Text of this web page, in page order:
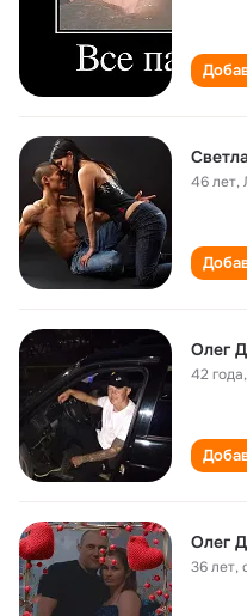
46 лет,
Олег
42 года,
Олег
36 лет,